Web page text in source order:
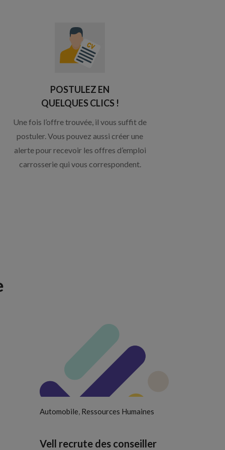
POSTULEZ EN
QUELQUES CLICS !
Une fois l’offre trouvée, il vous suffit de
postuler. Vous pouvez aussi créer une
alerte pour recevoir les offres d’emploi
carrosserie qui vous correspondent.
Automobile, Ressources Humaines
Vell recrute des conseiller